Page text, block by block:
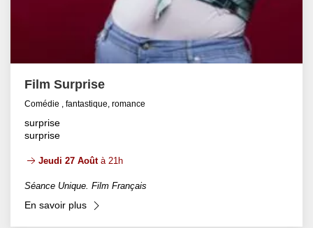
Film Surprise
Comédie , fantastique, romance
surprise
surprise
Jeudi 27 Aoûtà 21h
Séance Unique. Film Français
En savoir plus